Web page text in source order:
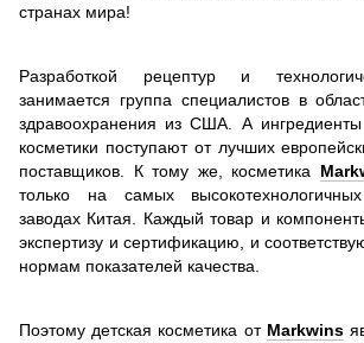
странах мира!
Разработкой рецептур и
занимается группа специалистов в
здравоохранения из США. А ингредиенты
косметики поступают от лучших
поставщиков. К тому же, косметика
только на самых
заводах Китая. Каждый товар и
экспертизу и сертификацию, и
нормам показателей качества.
Поэтому детская косметика от Markwins